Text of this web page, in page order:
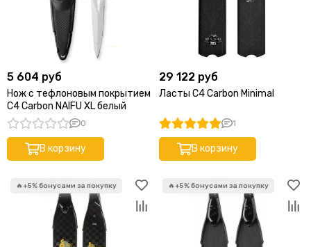
5 604 руб
Нож с тефлоновым покрытием
C4 Carbon NAIFU XL белый
0
В корзину
29 122 руб
Ласты C4 Carbon Minimal
1
В корзину